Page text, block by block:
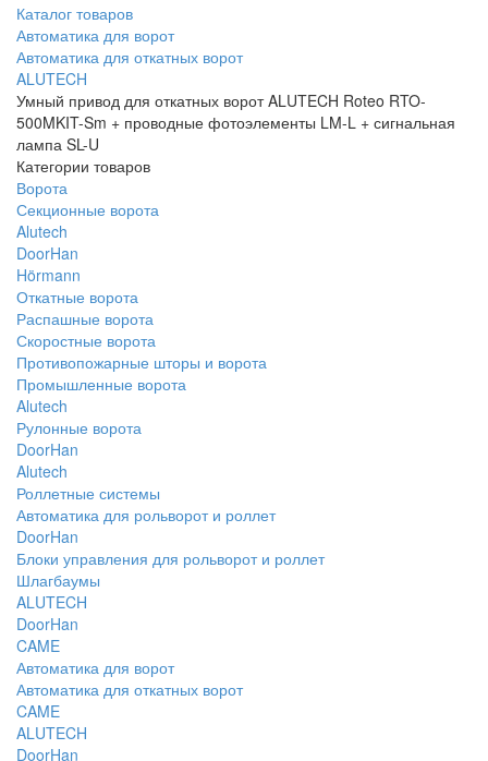
Каталог товаров
Автоматика для ворот
Автоматика для откатных ворот
ALUTECH
Умный привод для откатных ворот ALUTECH Roteo RTO-
500MKIT-Sm + проводные фотоэлементы LM-L + сигнальная
лампа SL-U
Категории товаров
Ворота
Секционные ворота
Alutech
DoorHan
Hörmann
Откатные ворота
Распашные ворота
Скоростные ворота
Противопожарные шторы и ворота
Промышленные ворота
Alutech
Рулонные ворота
DoorHan
Alutech
Роллетные системы
Автоматика для рольворот и роллет
DoorHan
Блоки управления для рольворот и роллет
Шлагбаумы
ALUTECH
DoorHan
CAME
Автоматика для ворот
Автоматика для откатных ворот
CAME
ALUTECH
DoorHan